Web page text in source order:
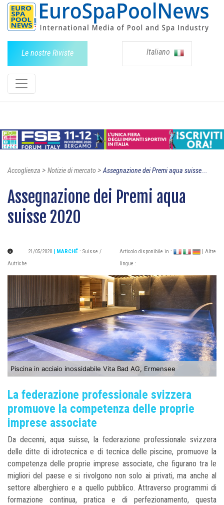
Le nostre Riviste Italiano
Accoglienza > Notizie di mercato >Assegnazione dei Premi aqua suisse...
Assegnazione dei Premi aqua
suisse 2020
21/05/2020 | MARCHÉ : Suisse /
Autriche
Articolo disponibile in :
| Altre
lingue :
Piscina in acciaio inossidabile Vita Bad AG, Ermensee
La federazione professionale svizzera
promuove la competenza delle proprie
imprese associate
Da decenni, aqua suisse, la federazione professionale svizzera
delle ditte di idrotecnica e di tecnica delle piscine, promuove la
competenza delle proprie imprese associate, che figurano tra le
migliori del paese e si rivolgono non solo ai privati, ma anche al
settore alberghiero e a quello pubblico. Attraverso programmi di
formazione continua, pratica e di perfezionamento, questa